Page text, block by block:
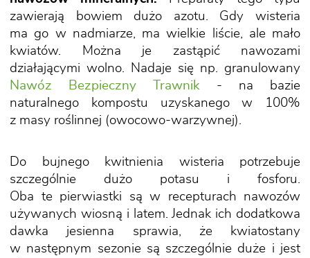
zawierają bowiem dużo azotu. Gdy wisteria
ma go w nadmiarze, ma wielkie liście, ale mało
kwiatów. Można je zastąpić nawozami
działającymi wolno. Nadaje się np. granulowany
Nawóz Bezpieczny Trawnik - na bazie
naturalnego kompostu uzyskanego w 100%
z masy roślinnej (owocowo-warzywnej).
Do bujnego kwitnienia wisteria potrzebuje
szczególnie dużo potasu i fosforu.
Oba te pierwiastki są w recepturach nawozów
używanych wiosną i latem. Jednak ich dodatkowa
dawka jesienna sprawia, że kwiatostany
w następnym sezonie są szczególnie duże i jest